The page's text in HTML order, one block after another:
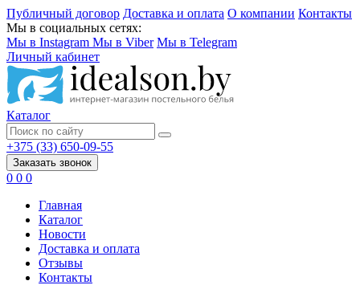
Публичный договор Доставка и оплата О компании Контакты
Мы в социальных сетях:
Мы в Instagram Мы в Viber Мы в Telegram
Личный кабинет
Каталог
+375 (33) 650-09-55
Заказать звонок
0 0 0
Главная
Каталог
Новости
Доставка и оплата
Отзывы
Контакты